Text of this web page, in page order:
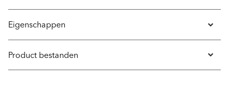
Eigenschappen
Product bestanden